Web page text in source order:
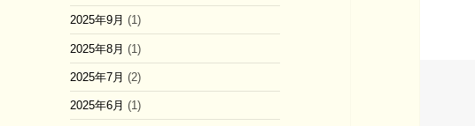
2025年9月 (1)
2025年8月 (1)
2025年7月 (2)
2025年6月 (1)